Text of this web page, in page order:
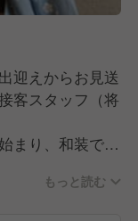
迎えからお見送
客スタッフ（将
まり、和装での
多岐にわたりま
もっと読む